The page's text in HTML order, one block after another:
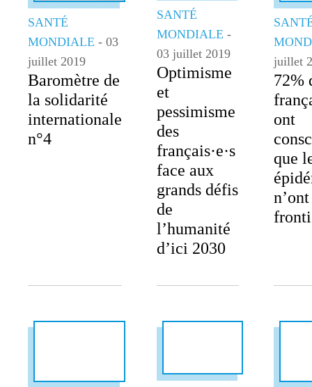
SANTÉ
MONDIALE - 03
juillet 2019
Baromètre de
la solidarité
internationale
n°4
SANTÉ
MONDIALE -
03 juillet 2019
Optimisme
et
pessimisme
des
français·e·s
face aux
grands défis
de
l’humanité
d’ici 2030
juillet
72%
ont
que